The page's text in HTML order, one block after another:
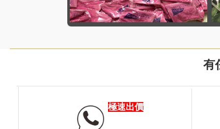
極速出價
有